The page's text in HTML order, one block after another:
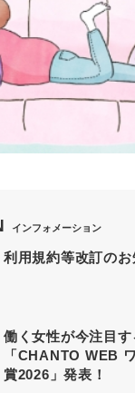
インフォメーション
利用規約等改訂のお
働く女性が今注目す
「CHANTO WEB
賞2026」発表！